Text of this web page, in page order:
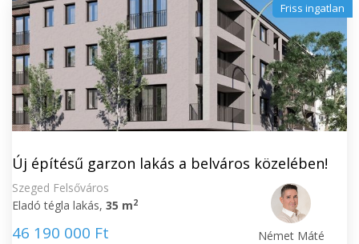
Friss ingatlan
Új építésű garzon lakás a belváros közelében!
Szeged Felsőváros
Eladó tégla lakás, 35 m2
46 190 000 Ft Német Máté